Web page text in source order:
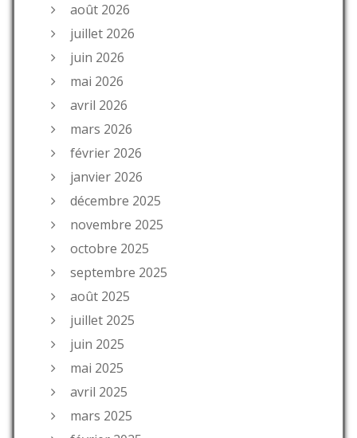
août 2026
juillet 2026
juin 2026
mai 2026
avril 2026
mars 2026
février 2026
janvier 2026
décembre 2025
novembre 2025
octobre 2025
septembre 2025
août 2025
juillet 2025
juin 2025
mai 2025
avril 2025
mars 2025